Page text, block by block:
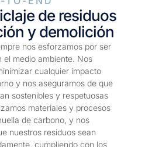
de residuos
y demolición
nos esforzamos por ser
el medio ambiente. Nos
cualquier impacto
y nos aseguramos de que
sostenibles y respetuosas
materiales y procesos
de carbono, y nos
nuestros residuos sean
cumpliendo con los